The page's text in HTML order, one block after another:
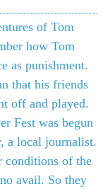
of Tom
how Tom
as punishment.
that his friends
off and played.
Fest was begun
a local journalist.
conditions of the
avail. So they